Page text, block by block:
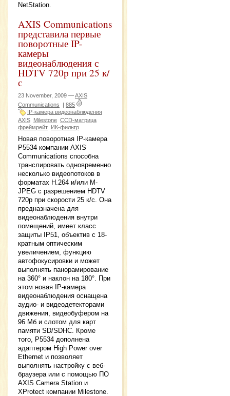
NetStation.
AXIS Communications
представила первые
поворотные IP-
камеры
видеонаблюдения с
HDTV 720p при 25 к/
с
23 November, 2009 —AXIS
Communications
885
IP-камера видеонаблюдения
AXIS Milestone CCD-матрица
фреймрейт ИК-фильтр
Новая поворотная IP-камера
P5534 компании AXIS
Communications способна
транслировать одновременно
несколько видеопотоков в
форматах Н.264 и/или M-
JPEG с разрешением HDTV
720p при скорости 25 к/с. Она
предназначена для
видеонаблюдения внутри
помещений, имеет класс
защиты IP51, объектив с 18-
кратным оптическим
увеличением, функцию
автофокусировки и может
выполнять панорамирование
на 360° и наклон на 180°. При
этом новая IP-камера
видеонаблюдения оснащена
аудио- и видеодетекторами
движения, видеобуфером на
96 Мб и слотом для карт
памяти SD/SDHC. Кроме
того, P5534 дополнена
адаптером High Power over
Ethernet и позволяет
выполнять настройку с веб-
браузера или с помощью ПО
AXIS Camera Station и
XProtect компании Milestone.